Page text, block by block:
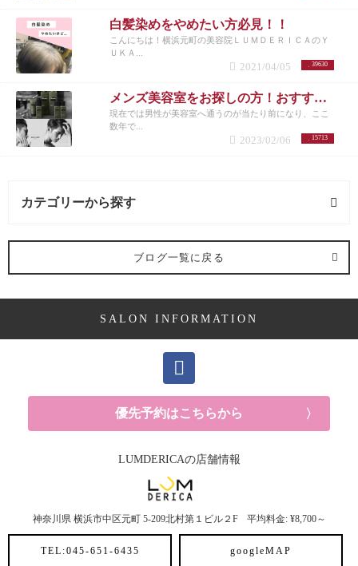
白髪染めをやめたい方必見！！
こんにちは！横浜元町の美容院ＬＵＭＤＥＲＩＣＡのＹ
ＵＫＡ...
39630
2021/04/05
メンズ美容室をお探しの方！おすすめメニューまとめ
現在では男性が美容室へ通うのが当たり前になり、ここ
数年で...
15713
2023/02/06
カテゴリーから探す
抜け毛 (3記事)
トリートメント (9記事)
トリートメント (2記事)
ブログ一覧に戻る
SALON INFORMATION
優先予約はこちらから
LUMDERICAの店舗情報
神奈川県 横浜市中区元町 5-209北村第１ビル２F 平均料金: ¥8,700～
TEL:045-651-6435 googleMAP